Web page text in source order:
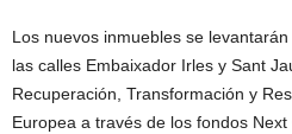
Los nuevos inmuebles se
las calles Embaixador Irles y Sant
Recuperación, Transformación y
Europea a través de los fondos